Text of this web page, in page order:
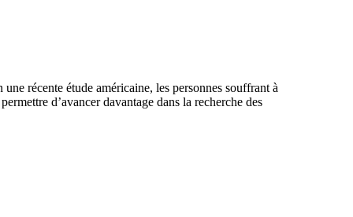
récente étude américaine, les personnes souffrant à
d’avancer davantage dans la recherche des